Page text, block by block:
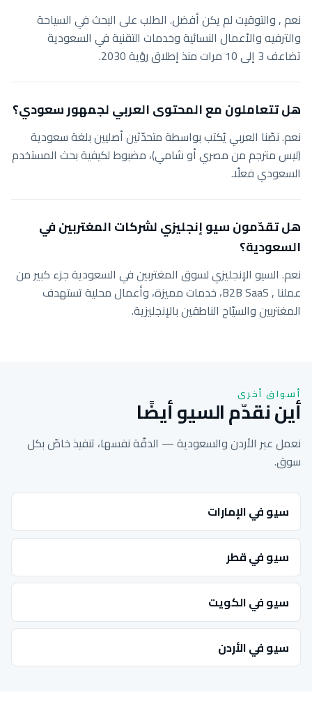
نعم , والتوقيت لم يكن أفضل. الطلب على البحث في السياحة
والترفيه والأعمال النسائية وخدمات التقنية في السعودية
تضاعف 3 إلى 10 مرات منذ إطلاق رؤية 2030.
هل تتعاملون مع المحتوى العربي لجمهور سعودي؟
نعم. نصّنا العربي يُكتب بواسطة متحدّثين أصليين بلغة سعودية
(ليس مترجم من مصري أو شامي)، مضبوط لكيفية بحث المستخدم
السعودي فعلًا.
هل تقدّمون سيو إنجليزي لشركات المغتربين في
السعودية؟
نعم. السيو الإنجليزي لسوق المغتربين في السعودية جزء كبير من
عملنا , B2B SaaS، خدمات مميزة، وأعمال محلية تستهدف
المغتربين والسيّاح الناطقين بالإنجليزية.
أسواق أخرى
أين نقدّم السيو أيضًا
نعمل عبر الأردن والسعودية — الدقّة نفسها، تنفيذ خاصّ بكل
سوق.
سيو في الإمارات
سيو في قطر
سيو في الكويت
سيو في الأردن